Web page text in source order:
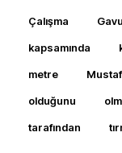
Çalışma
kapsamında
metre
olduğunu
tarafından